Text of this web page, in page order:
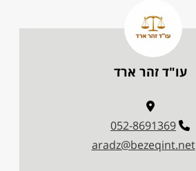
עו"ד זהר ארד
052-8691369
aradz@bezeqint.net